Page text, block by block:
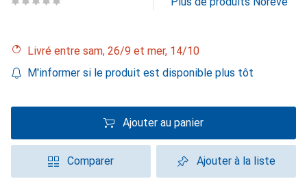
Livré entre sam, 26/9 et mer, 14/10
M'informer si le produit est disponible plus tôt
Ajouter au panier
Comparer Ajouter à la liste